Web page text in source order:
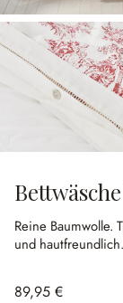
Reine Baumwolle.
und hautfreundlich.
89,95 €